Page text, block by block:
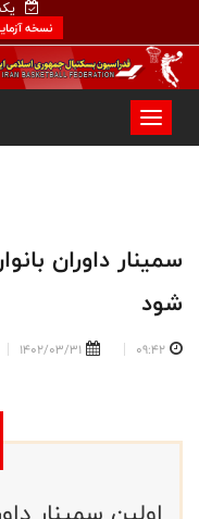
نسخه
سمینار داوران
شود
09:42
1402/03/31